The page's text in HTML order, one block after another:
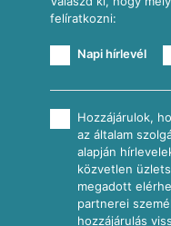
felíratkozni:
Napi hírlevél
Hozzájárulok,
az általam
alapján
közvetlen
megadott
partnerei
hozzájárulás